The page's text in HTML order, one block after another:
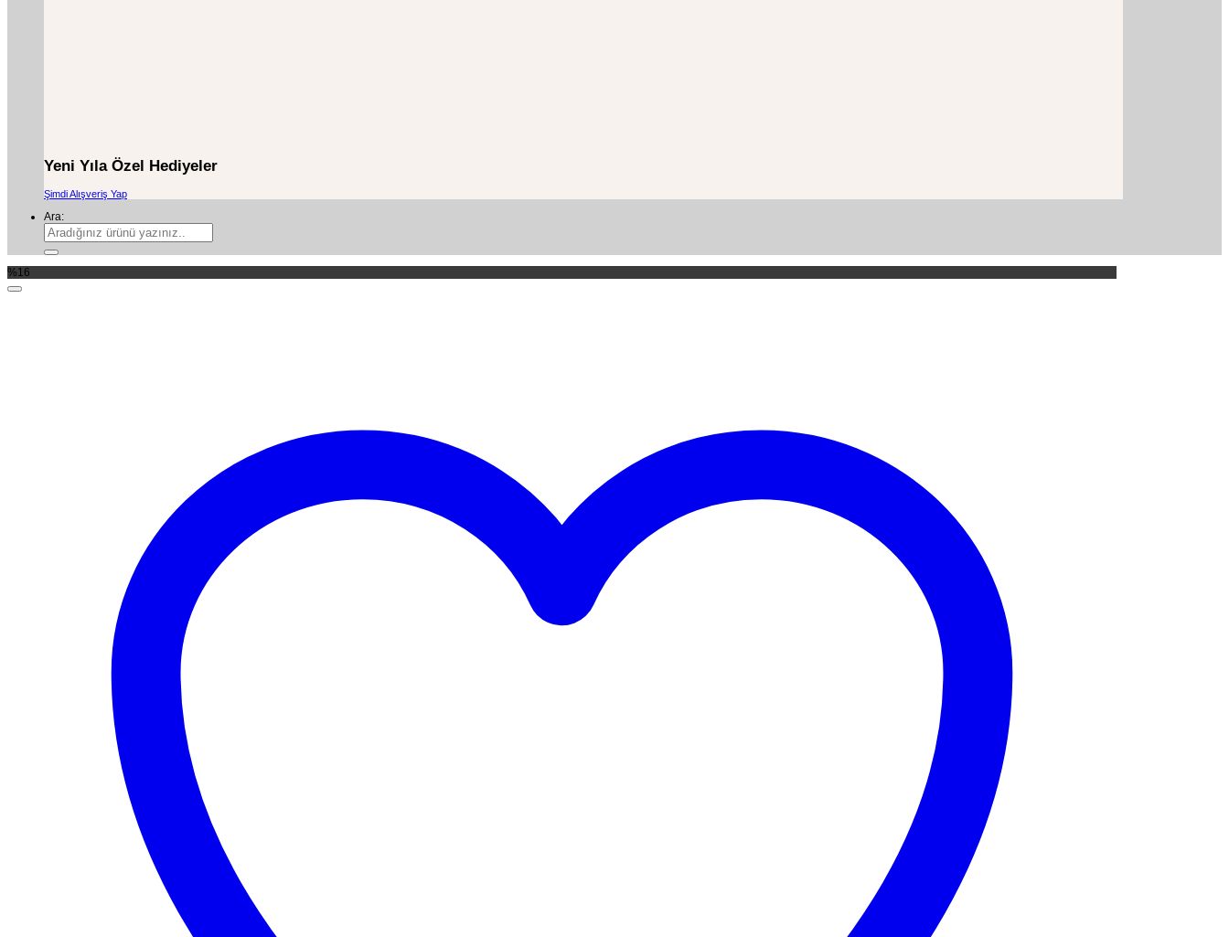
Yeni Yıla Özel Hediyeler
Şimdi Alışveriş Yap
Ara:
%16